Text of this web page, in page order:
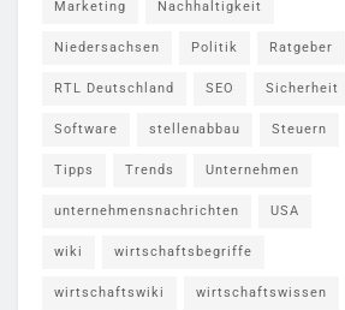
Marketing Nachhaltigkeit
Niedersachsen Politik Ratgeber
RTL Deutschland SEO Sicherheit
Software stellenabbau Steuern
Tipps Trends Unternehmen
unternehmensnachrichten USA
wiki wirtschaftsbegriffe
wirtschaftswiki wirtschaftswissen